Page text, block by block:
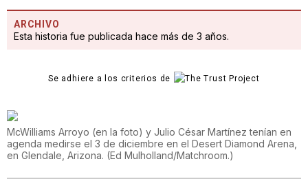
ARCHIVO
Esta historia fue publicada hace más de 3 años.
Se adhiere a los criterios de
McWilliams Arroyo (en la foto) y Julio César Martínez tenían en
agenda medirse el 3 de diciembre en el Desert Diamond Arena,
en Glendale, Arizona. (Ed Mulholland/Matchroom.)